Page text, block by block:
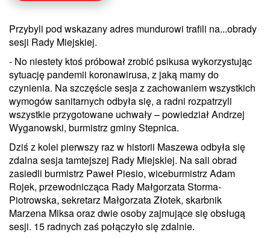
Przybyli pod wskazany adres mundurowi trafili na...obrady
sesji Rady Miejskiej.
- No niestety ktoś próbował zrobić psikusa wykorzystując
sytuację pandemii koronawirusa, z jaką mamy do
czynienia. Na szczęście sesja z zachowaniem wszystkich
wymogów sanitarnych odbyła się, a radni rozpatrzyli
wszystkie przygotowane uchwały – powiedział Andrzej
Wyganowski, burmistrz gminy Stepnica.
Dziś z kolei pierwszy raz w historii Maszewa odbyła się
zdalna sesja tamtejszej Rady Miejskiej. Na sali obrad
zasiedli burmistrz Paweł Piesio, wiceburmistrz Adam
Rojek, przewodnicząca Rady Małgorzata Storma-
Piotrowska, sekretarz Małgorzata Złotek, skarbnik
Marzena Miksa oraz dwie osoby zajmujące się obsługą
sesji. 15 radnych zaś połączyło się zdalnie.